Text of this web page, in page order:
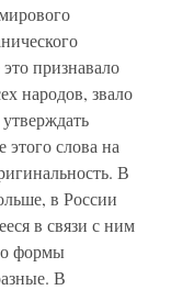
признавало
народов, звало
слова на
В
в России
в связи с ним
формы
В